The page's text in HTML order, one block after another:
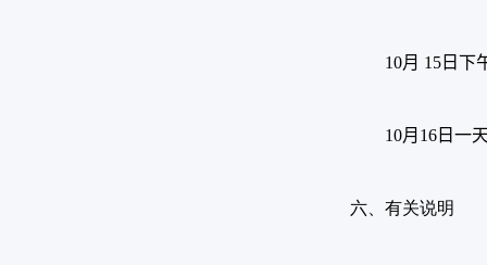
10月 15 日下
10月 16 日一
六、有关说明